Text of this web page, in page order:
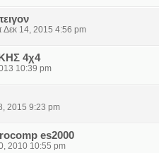
Δεκ 14, 2015 4:56 pm
4χ4
10:39 pm
2015 9:23 pm
es2000
2010 10:55 pm